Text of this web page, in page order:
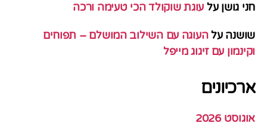
חני גושן על עוגת שוקולד הכי טעימה ורכה
שושנה עלהעוגה עם השילוב המושלם – תפוחים
וקינמון עם זיגוג מייפל
ארכיונים
אוגוסט 2026